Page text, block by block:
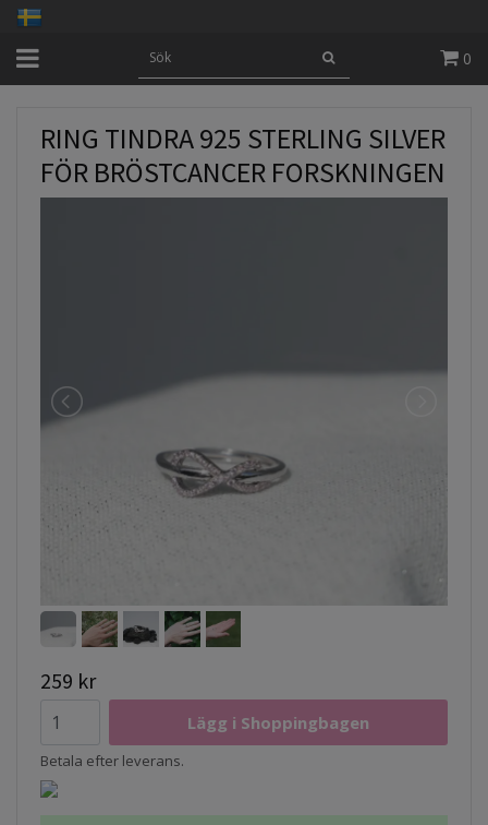
0
RING TINDRA 925 STERLING SILVER
FÖR BRÖSTCANCER FORSKNINGEN
259 kr
Betala efter leverans.